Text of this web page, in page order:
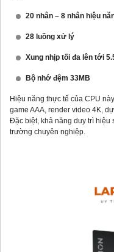
20 nhân – 8 nhân hiệu
28 luồng xử lý
Xung nhịp tối đa lên tới
Bộ nhớ đệm 33MB
Hiệu năng thực tế của CPU
game AAA, render video 4K,
Đặc biệt, khả năng duy trì hiệu
trường chuyên nghiệp.